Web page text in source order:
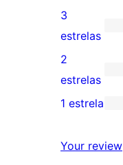
5
estrelas
avaliação
com
4
estrela
0
avaliação
com
3
3
estrelas
0
avaliação
2
2
estrelas
com
1 estrela
Your review